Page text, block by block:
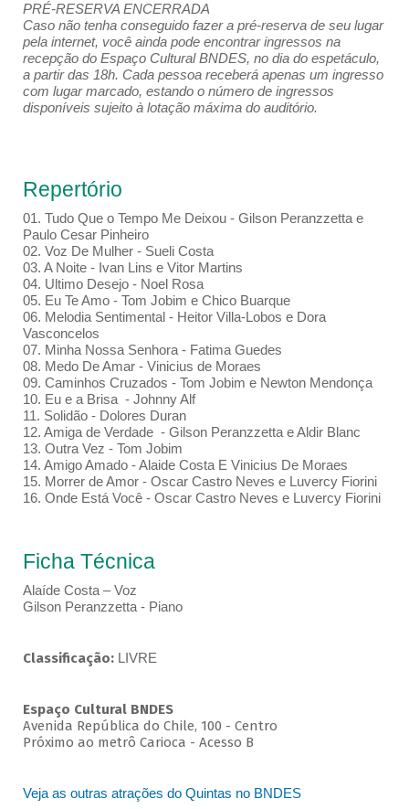
PRÉ-RESERVA ENCERRADA
Caso não tenha conseguido fazer a pré-reserva de seu lugar
pela internet, você ainda pode encontrar ingressos na
recepção do Espaço Cultural BNDES, no dia do espetáculo,
a partir das 18h. Cada pessoa receberá apenas um ingresso
com lugar marcado, estando o número de ingressos
disponíveis sujeito à lotação máxima do auditório.
Repertório
01. Tudo Que o Tempo Me Deixou - Gilson Peranzzetta e
Paulo Cesar Pinheiro
02. Voz De Mulher - Sueli Costa
03. A Noite - Ivan Lins e Vitor Martins
04. Ultimo Desejo - Noel Rosa
05. Eu Te Amo - Tom Jobim e Chico Buarque
06. Melodia Sentimental - Heitor Villa-Lobos e Dora
Vasconcelos
07. Minha Nossa Senhora - Fatima Guedes
08. Medo De Amar - Vinicius de Moraes
09. Caminhos Cruzados - Tom Jobim e Newton Mendonça
10. Eu e a Brisa - Johnny Alf
11. Solidão - Dolores Duran
12. Amiga de Verdade - Gilson Peranzzetta e Aldir Blanc
13. Outra Vez - Tom Jobim
14. Amigo Amado - Alaide Costa E Vinicius De Moraes
15. Morrer de Amor - Oscar Castro Neves e Luvercy Fiorini
16. Onde Está Você - Oscar Castro Neves e Luvercy Fiorini
Ficha Técnica
Alaíde Costa – Voz
Gilson Peranzzetta - Piano
Classificação: LIVRE
Espaço Cultural BNDES
Avenida República do Chile, 100 - Centro
Próximo ao metrô Carioca - Acesso B
Veja as outras atrações do Quintas no BNDES